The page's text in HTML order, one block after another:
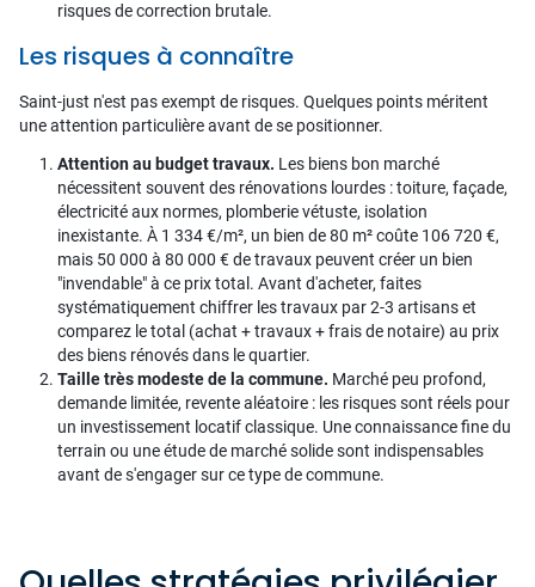
risques de correction brutale.
Les risques à connaître
Saint-just n'est pas exempt de risques. Quelques points méritent
une attention particulière avant de se positionner.
Attention au budget travaux. Les biens bon marché
nécessitent souvent des rénovations lourdes : toiture, façade,
électricité aux normes, plomberie vétuste, isolation
inexistante. À 1 334 €/m², un bien de 80 m² coûte 106 720 €,
mais 50 000 à 80 000 € de travaux peuvent créer un bien
"invendable" à ce prix total. Avant d'acheter, faites
systématiquement chiffrer les travaux par 2-3 artisans et
comparez le total (achat + travaux + frais de notaire) au prix
des biens rénovés dans le quartier.
Taille très modeste de la commune. Marché peu profond,
demande limitée, revente aléatoire : les risques sont réels pour
un investissement locatif classique. Une connaissance fine du
terrain ou une étude de marché solide sont indispensables
avant de s'engager sur ce type de commune.